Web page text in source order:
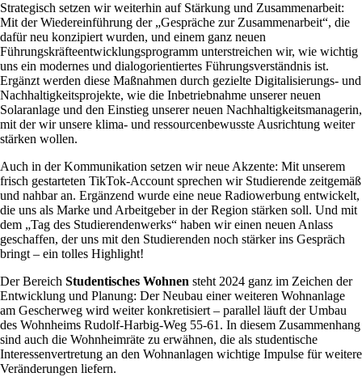
Strategisch setzen wir weiterhin auf Stärkung und Zusammenarbeit:
Mit der Wiedereinführung der „Gespräche zur Zusammenarbeit“, die
dafür neu konzipiert wurden, und einem ganz neuen
Führungskräfteentwicklungsprogramm unterstreichen wir, wie wichtig
uns ein modernes und dialogorientiertes Führungsverständnis ist.
Ergänzt werden diese Maßnahmen durch gezielte Digitalisierungs- und
Nachhaltigkeitsprojekte, wie die Inbetriebnahme unserer neuen
Solaranlage und den Einstieg unserer neuen Nachhaltigkeitsmanagerin,
mit der wir unsere klima- und ressourcenbewusste Ausrichtung weiter
stärken wollen.
Auch in der Kommunikation setzen wir neue Akzente: Mit unserem
frisch gestarteten TikTok-Account sprechen wir Studierende zeitgemäß
und nahbar an. Ergänzend wurde eine neue Radiowerbung entwickelt,
die uns als Marke und Arbeitgeber in der Region stärken soll. Und mit
dem „Tag des Studierendenwerks“ haben wir einen neuen Anlass
geschaffen, der uns mit den Studierenden noch stärker ins Gespräch
bringt – ein tolles Highlight!
Der Bereich Studentisches Wohnen steht 2024 ganz im Zeichen der
Entwicklung und Planung: Der Neubau einer weiteren Wohnanlage
am Gescherweg wird weiter konkretisiert – parallel läuft der Umbau
des Wohnheims Rudolf-Harbig-Weg 55-61. In diesem Zusammenhang
sind auch die Wohnheimräte zu erwähnen, die als studentische
Interessenvertretung an den Wohnanlagen wichtige Impulse für weitere
Veränderungen liefern.